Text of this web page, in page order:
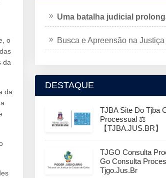
o
da
da
Uma batalha judicial
Busca e Apreensão na Justiça
DESTAQUE
TJBA Site Do Tjba
Processual ⚖️
【TJBA.JUS.BR】
TJGO Consulta
Go Consulta
Tjgo.jus.br